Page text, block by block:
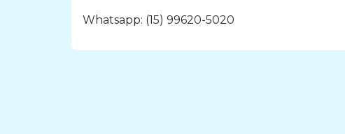
Whatsapp: (15) 99620-5020